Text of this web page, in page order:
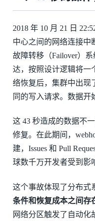
2018 年 10 月 21 日
中心之间的网络连接中
故障转移（Failover）
达，按照设计逻辑将一
络恢复后，集群中出现
同的写入请求。数据开
这 43 秒造成的数据不
修复。在此期间，
建，Issues 和 Pull
球数千万开发者受到影
这个事故体现了分布式
条件和恢复成本之间存
网络分区触发了自动化